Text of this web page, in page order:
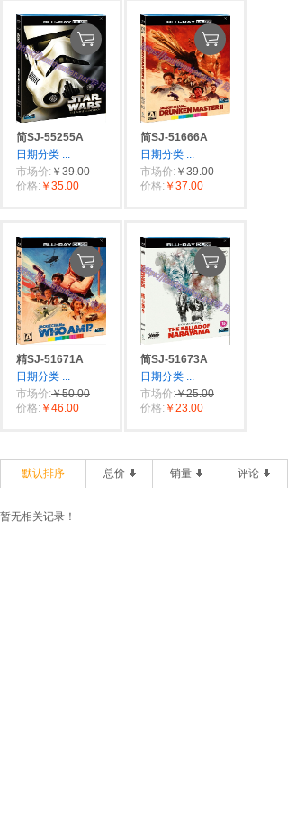
简SJ-55255A
日期分类 ...
市场价:￥39.00
价格: ￥35.00
简SJ-51666A
日期分类 ...
市场价:￥39.00
价格: ￥37.00
精SJ-51671A
日期分类 ...
市场价:￥50.00
价格: ￥46.00
简SJ-51673A
日期分类 ...
市场价:￥25.00
价格: ￥23.00
默认排序 总价 销量 评论
暂无相关记录！